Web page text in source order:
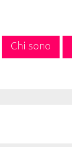
Chi sono